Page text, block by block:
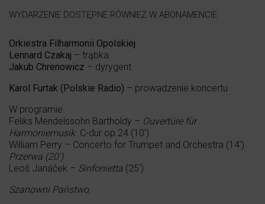
WYDARZENIE DOSTĘPNE RÓWNIEŻ W ABONAMENCIE
Orkiestra Filharmonii Opolskiej
Lennard Czakaj – trąbka
Jakub Chrenowicz – dyrygent
Karol Furtak (Polskie Radio) – prowadzenie koncertu
W programie:
Feliks Mendelssohn Bartholdy – Ouvertüre für
HarmoniemusikC-dur op.24 (10’)
William Perry – Concerto for Trumpet and Orchestra (14′)
Przerwa (20′)
Leoš Janáček – Sinfonietta (25′)
Szanowni Państwo,